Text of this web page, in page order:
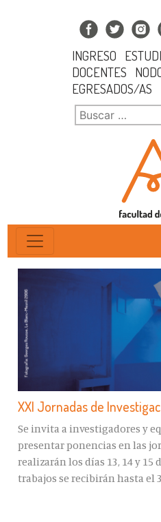
INGRESO
DOCENTES
EGRESADOS/AS
XXI Jornadas de
Se invita a investigadores y
presentar ponencias en las
realizarán los días 13, 14 y 15
trabajos se recibirán hasta el